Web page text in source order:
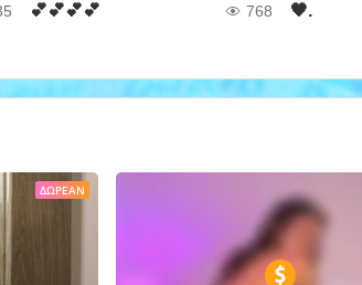
💕💕💕💕 768 🖤.
ΔΩΡΕΆΝ